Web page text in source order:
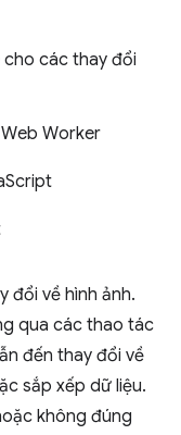
các thay đổi
Worker
đổi về hình ảnh.
qua các thao tác
đến thay đổi về
sắp xếp dữ liệu.
không đúng